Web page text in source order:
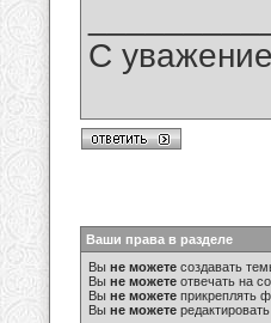
С
Ваши права в разделе
Вы не можете создавать
Вы не можете отвечать на
Вы не можете прикреплять
Вы не можете